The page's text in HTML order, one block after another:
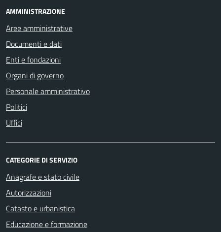
AMMINISTRAZIONE
Aree amministrative
Documenti e dati
Enti e fondazioni
Organi di governo
Personale amministrativo
Politici
Uffici
CATEGORIE DI SERVIZIO
Anagrafe e stato civile
Autorizzazioni
Catasto e urbanistica
Educazione e formazione